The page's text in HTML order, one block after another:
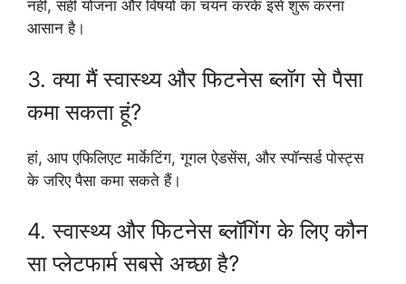
नहीं, सही योजना और विषयों का चयन करके इसे शुरू करना
आसान है।
3. क्या मैं स्वास्थ्य और फिटनेस ब्लॉग से पैसा
कमा सकता हूं?
हां, आप एफिलिएट मार्केटिंग, गूगल ऐडसेंस, और स्पॉन्सर्ड पोस्ट्स
के जरिए पैसा कमा सकते हैं।
4. स्वास्थ्य और फिटनेस ब्लॉगिंग के लिए कौन
सा प्लेटफार्म सबसे अच्छा है?